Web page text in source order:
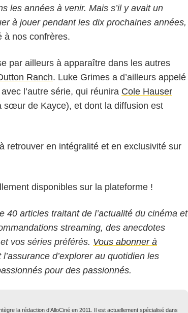
les années à venir. Mais s’il y avait un
à jouer pendant les dix prochaines années,
à nos confrères.
par ailleurs à apparaître dans les autres
Ranch. Luke Grimes a d’ailleurs appelé
l’autre série, qui réunira Cole Hauser
sœur de Kayce), et dont la diffusion est
retrouver en intégralité et en exclusivité sur
disponibles sur la plateforme !
40 articles traitant de l’actualité du cinéma et
streaming, des anecdotes
vos séries préférés. Vous abonner à
l’assurance d’explorer au quotidien les
pour des passionnés.
la rédaction d’AlloCiné en 2011. Il est actuellement spécialisé dans